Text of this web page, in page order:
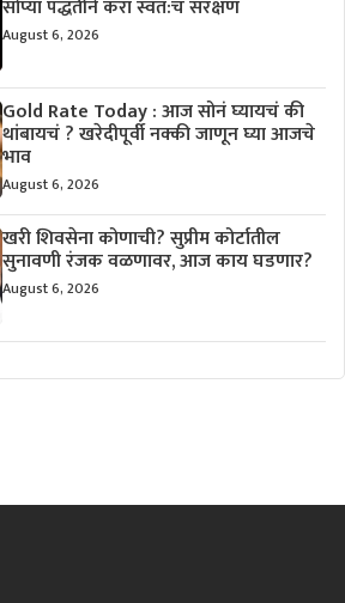
सोप्या पद्धतीने करा स्वत:चं संरक्षण
August 6, 2026
Gold Rate Today : आज सोनं घ्यायचं की
थांबायचं ? खरेदीपूर्वी नक्की जाणून घ्या आजचे
भाव
August 6, 2026
खरी शिवसेना कोणाची? सुप्रीम कोर्टातील
सुनावणी रंजक वळणावर, आज काय घडणार?
August 6, 2026